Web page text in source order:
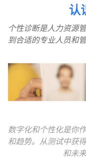
认
个性诊断是人力资源
到合适的专业人员和
数字化和个性化是你
和趋势。从测试中获
和未